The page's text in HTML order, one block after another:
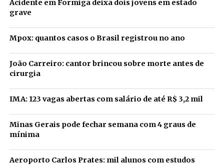
Acidente em Formiga deixa dois jovens em estado
grave
Mpox: quantos casos o Brasil registrou no ano
João Carreiro: cantor brincou sobre morte antes de
cirurgia
IMA: 123 vagas abertas com salário de até R$ 3,2 mil
Minas Gerais pode fechar semana com 4 graus de
mínima
Aeroporto Carlos Prates: mil alunos com estudos